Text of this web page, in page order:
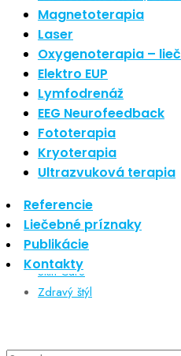
Magnetoterapia
Laser
Oxygenoterapia –
Elektro EUP
Lymfodrenáž
EEG Neurofeedback
Fototerapia
Kryoterapia
Ultrazvuková terapia
Referencie
Liečebné príznaky
Publikácie
Kontakty
Najnovšie komentáre
Žiadne komentáre na zobrazenie.
Archív
september 2021
apríl 2021
august 2020
Kategórie
Nezaradené
Skin Care
Zdravý štýl